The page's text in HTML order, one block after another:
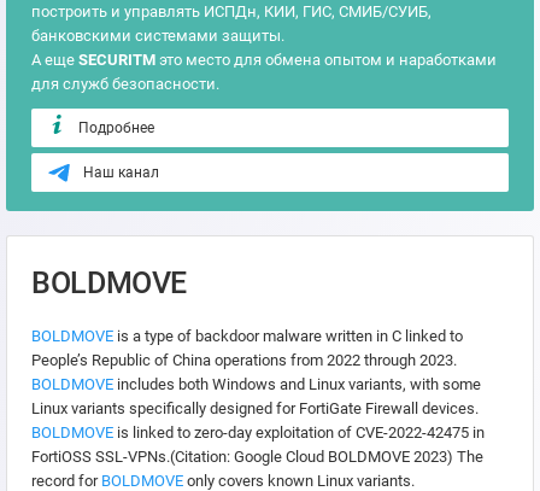
построить и управлять ИСПДн, КИИ, ГИС, СМИБ/СУИБ,
банковскими системами защиты.
А еще SECURITM это место для обмена опытом и наработками
для служб безопасности.
Подробнее
Наш канал
BOLDMOVE
BOLDMOVE is a type of backdoor malware written in C linked to
People’s Republic of China operations from 2022 through 2023.
BOLDMOVE includes both Windows and Linux variants, with some
Linux variants specifically designed for FortiGate Firewall devices.
BOLDMOVE is linked to zero-day exploitation of CVE-2022-42475 in
FortiOSS SSL-VPNs.(Citation: Google Cloud BOLDMOVE 2023) The
record for BOLDMOVE only covers known Linux variants.